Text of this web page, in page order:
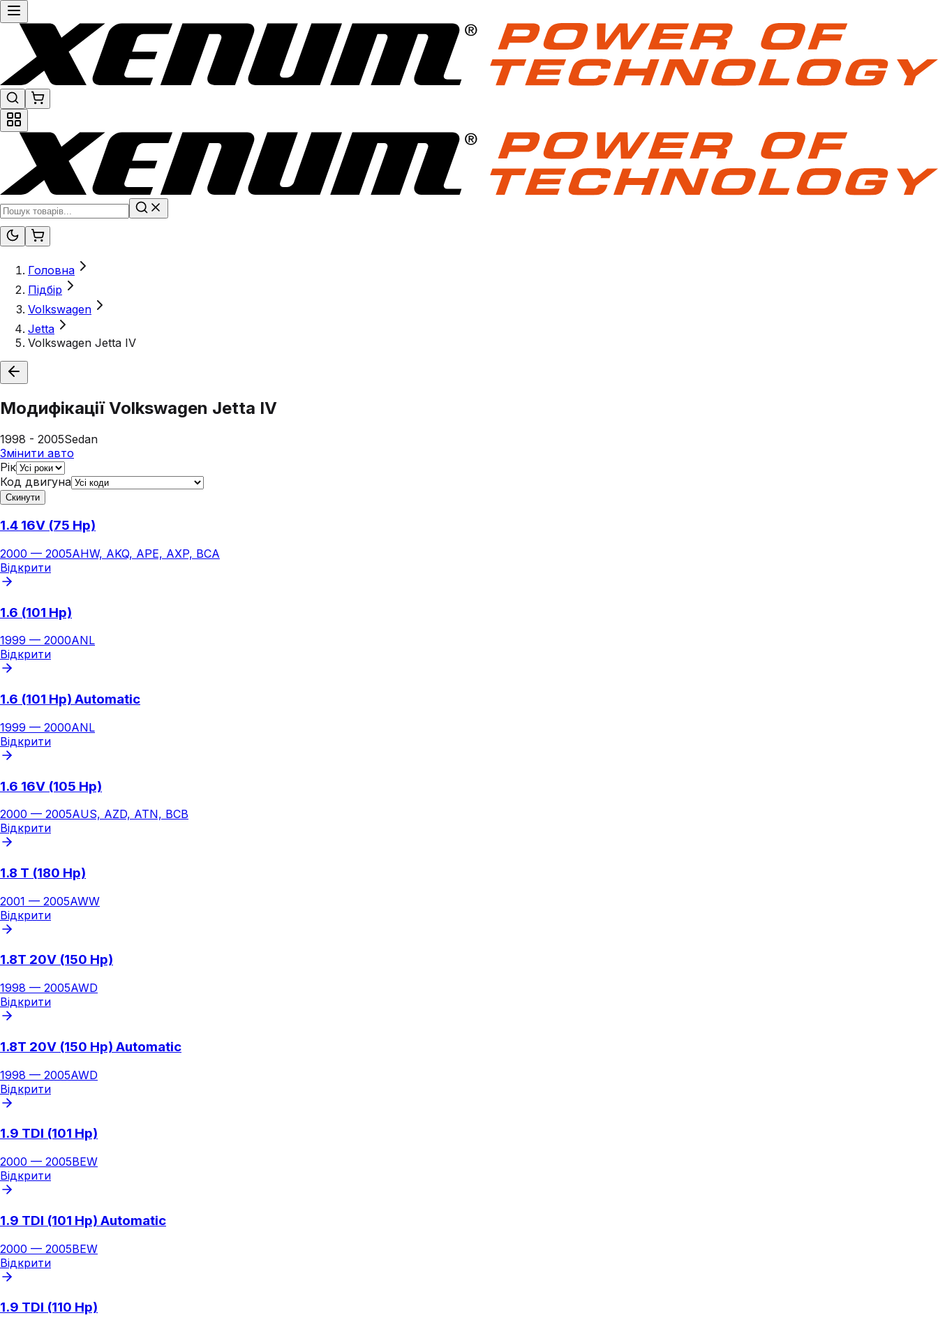
Головна
Підбір
Volkswagen
Jetta
Volkswagen Jetta IV
МодифікаціїVolkswagen Jetta IV
1998 - 2005Sedan
Змінити авто
Рік
Код двигуна
Скинути
1.4 16V (75 Hp)
2000 — 2005AHW, AKQ, APE, AXP, BCA
Відкрити
1.6 (101 Hp)
1999 — 2000ANL
Відкрити
1.6 (101 Hp) Automatic
1999 — 2000ANL
Відкрити
1.6 16V (105 Hp)
2000 — 2005AUS, AZD, ATN, BCB
Відкрити
1.8 T (180 Hp)
2001 — 2005AWW
Відкрити
1.8T 20V (150 Hp)
1998 — 2005AWD
Відкрити
1.8T 20V (150 Hp) Automatic
1998 — 2005AWD
Відкрити
1.9 TDI (101 Hp)
2000 — 2005BEW
Відкрити
1.9 TDI (101 Hp) Automatic
2000 — 2005BEW
Відкрити
1.9 TDI (110 Hp)